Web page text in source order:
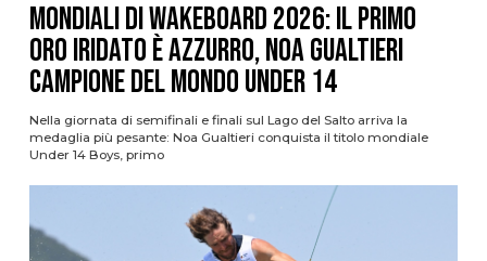
Mondiali di Wakeboard 2026: il primo
oro iridato è azzurro, Noa Gualtieri
campione del mondo Under 14
Nella giornata di semifinali e finali sul Lago del Salto arriva la
medaglia più pesante: Noa Gualtieri conquista il titolo mondiale
Under 14 Boys, primo